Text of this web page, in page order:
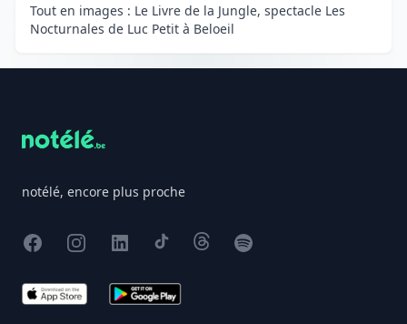
Tout en images : Le Livre de la Jungle, spectacle Les
Nocturnales de Luc Petit à Beloeil
notélé, encore plus proche
FacebookInstagram
X TikTokThreadsSpotify
App Store Google Play